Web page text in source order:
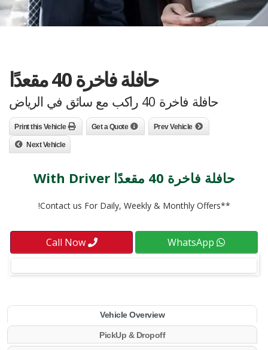
حافلة فاخرة 40 مقعدًا
حافلة فاخرة 40 راكب مع سائق في الرياض
Prev Vehicle
Get a Quote
Print this Vehicle
Next Vehicle
حافلة فاخرة 40 مقعدًا With Driver
**Contact us For Daily, Weekly & Monthly Offers!
WhatsApp
Call Now
Vehicle Overview
PickUp & Dropoff